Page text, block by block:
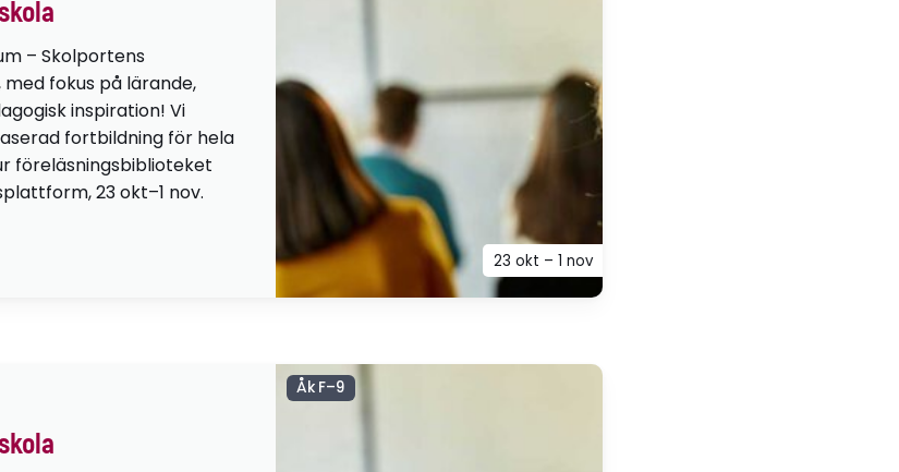
– Skolportens
fokus på lärande,
inspiration! Vi
fortbildning för hela
föreläsningsbiblioteket
23 okt–1 nov.
23 okt – 1 nov
Åk F–9